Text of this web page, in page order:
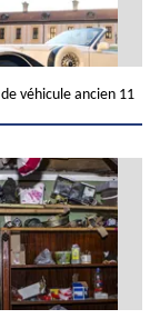
véhicule ancien 11